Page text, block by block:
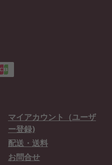
マイアカウント（ユーザ
ー登録)
配送・送料
お問合せ